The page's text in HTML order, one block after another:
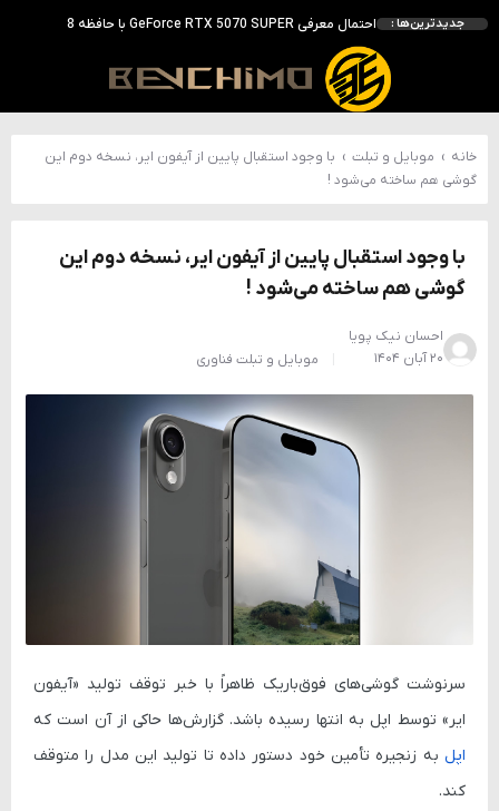
جدیدترین‌ها :
انویدیا DLSS 5 را با سه مدل هوش مصنوعی معرفی کرد؛ انتقادهای اولیه نتیجه داد
انویدیا پردازنده 88 هسته‌ای Vera را معرفی کرد؛ CPU اختصاصی برای نسل بعدی هوش مصنوعی
بالاخره سنسور Hotspot کارت‌های RTX 50 ظاهر شد؛ HWMonitor 1.65 تنها نماینده نمایش نیست
بررسی کیس GAMDIAS NESO P1 Pro؛ فول‌تاوری مهندسی‌شده برای سیستم‌های رده‌بالا
خانه › موبایل و تبلت › با وجود استقبال پایین از آیفون ایر، نسخه دوم این
گوشی هم ساخته می‌شود !
با وجود استقبال پایین از آیفون ایر، نسخه دوم این
گوشی هم ساخته می‌شود !
احسان نیک پویا
۲۰ آبان ۱۴۰۴
موبایل و تبلت فناوری
سرنوشت گوشی‌های فوق‌باریک ظاهراً با خبر توقف تولید «آیفون
ایر» توسط اپل به انتها رسیده باشد. گزارش‌ها حاکی از آن است که
اپل به زنجیره تأمین خود دستور داده تا تولید این مدل را متوقف
کند.